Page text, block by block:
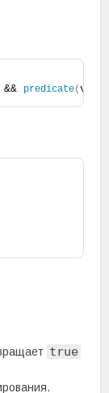
predicate(
true